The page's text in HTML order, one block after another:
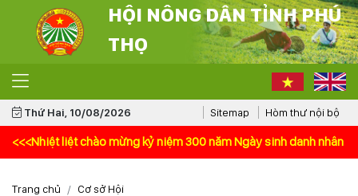
HỘI NÔNG DÂN TỈNH PHÚ
THỌ
Thứ Hai, 10/08/2026 Sitemap Hòm thư nội bộ
liệt chào mừng kỷ niệm 300 năm Ngày sinh danh nhân văn hóa
Trang chủ Cơ sở Hội